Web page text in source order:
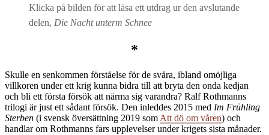
Klicka på bilden för att läsa ett utdrag ur den avslutande
delen, Die Nacht unterm Schnee
*
Skulle en senkommen förståelse för de svåra, ibland omöjliga
villkoren under ett krig kunna bidra till att bryta den onda kedjan
och bli ett första försök att närma sig varandra? Ralf Rothmanns
trilogi är just ett sådant försök. Den inleddes 2015 med Im Frühling
Sterben (i svensk översättning 2019 somAtt dö om våren) och
handlar om Rothmanns fars upplevelser under krigets sista månader.